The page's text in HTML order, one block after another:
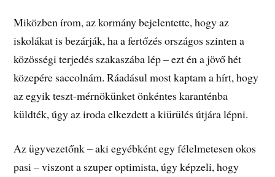
Miközben írom, az kormány bejelentette, hogy az
iskolákat is bezárják, ha a fertőzés országos szinten a
közösségi terjedés szakaszába lép – ezt én a jövő hét
közepére saccolnám. Ráadásul most kaptam a hírt, hogy
az egyik teszt-mérnökünket önkéntes karanténba
küldték, úgy az iroda elkezdett a kiürülés útjára lépni.
Az ügyvezetőnk – aki egyébként egy félelmetesen okos
pasi – viszont a szuper optimista, úgy képzeli, hogy